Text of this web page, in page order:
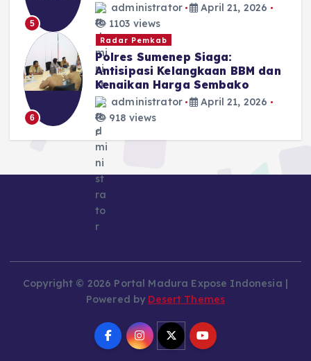
5
administrator
April 21, 2026
1103 views
6
Radar Pemkab
Polres Sumenep Siaga:
Antisipasi Kelangkaan BBM dan
Kenaikan Harga Sembako
administrator
April 21, 2026
918 views
Copyright © 2026 Portal Madura Expose Indonesia |
Powered by Desert Themes